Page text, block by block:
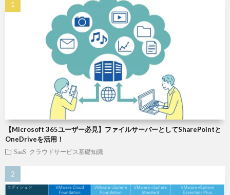
【Microsoft 365ユーザー必見】ファイルサーバーとしてSharePointと
OneDriveを活用！
SaaS クラウドサービス基礎知識